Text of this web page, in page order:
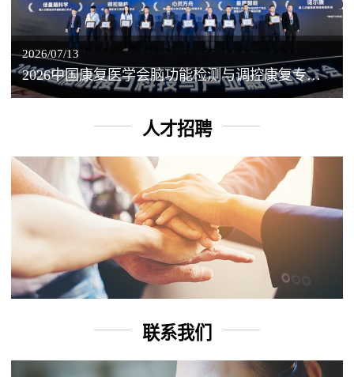
2026/07/13
2026中国康复医学会脑功能检测与调控康复专业委员会学术年会丨脑客中国：脑机接口——EEG驱动TMS闭环调控工作坊
人才招聘
联系我们